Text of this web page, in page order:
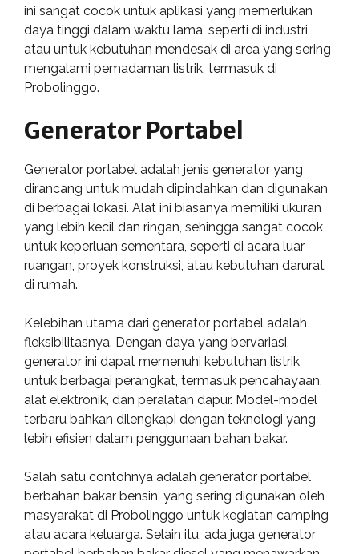
ini sangat cocok untuk aplikasi yang memerlukan
daya tinggi dalam waktu lama, seperti di industri
atau untuk kebutuhan mendesak di area yang sering
mengalami pemadaman listrik, termasuk di
Probolinggo.
Generator Portabel
Generator portabel adalah jenis generator yang
dirancang untuk mudah dipindahkan dan digunakan
di berbagai lokasi. Alat ini biasanya memiliki ukuran
yang lebih kecil dan ringan, sehingga sangat cocok
untuk keperluan sementara, seperti di acara luar
ruangan, proyek konstruksi, atau kebutuhan darurat
di rumah.
Kelebihan utama dari generator portabel adalah
fleksibilitasnya. Dengan daya yang bervariasi,
generator ini dapat memenuhi kebutuhan listrik
untuk berbagai perangkat, termasuk pencahayaan,
alat elektronik, dan peralatan dapur. Model-model
terbaru bahkan dilengkapi dengan teknologi yang
lebih efisien dalam penggunaan bahan bakar.
Salah satu contohnya adalah generator portabel
berbahan bakar bensin, yang sering digunakan oleh
masyarakat di Probolinggo untuk kegiatan camping
atau acara keluarga. Selain itu, ada juga generator